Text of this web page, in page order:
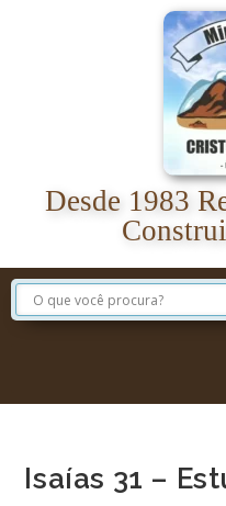
Desde 1983
Isaías 31 –